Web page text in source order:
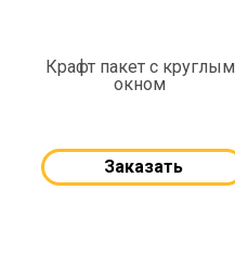
Крафт пакет с круглым
окном
Заказать